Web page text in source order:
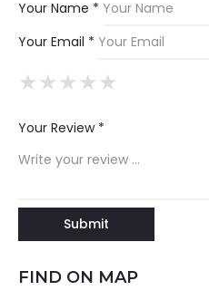
Your Name *
Your Email *
★
★★
★★★
★★★★
★★★★★
Your Review *
FIND ON MAP